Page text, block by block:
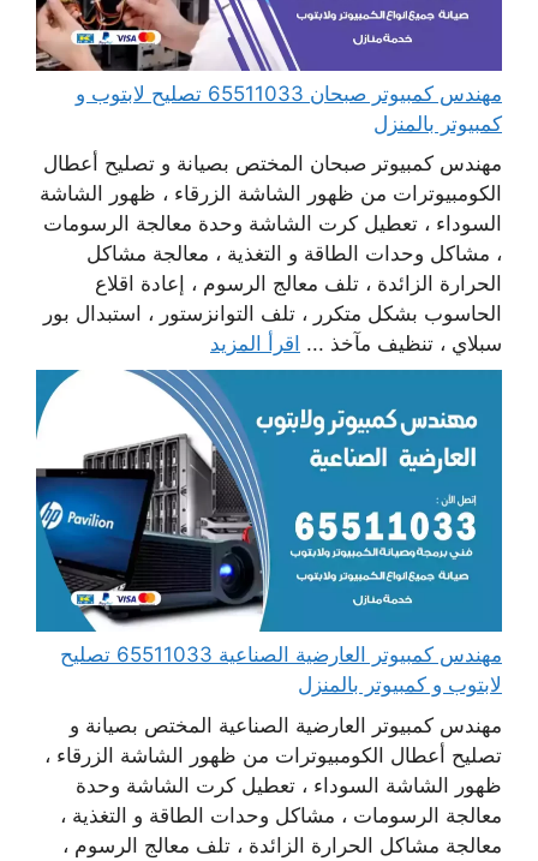
مهندس كمبيوتر صبحان 65511033 تصليح لابتوب و
كمبيوتر بالمنزل
مهندس كمبيوتر صبحان المختص بصيانة و تصليح أعطال
الكومبيوترات من ظهور الشاشة الزرقاء ، ظهور الشاشة
السوداء ، تعطيل كرت الشاشة وحدة معالجة الرسومات
، مشاكل وحدات الطاقة و التغذية ، معالجة مشاكل
الحرارة الزائدة ، تلف معالج الرسوم ، إعادة اقلاع
الحاسوب بشكل متكرر ، تلف التوانزستور ، استبدال بور
سبلاي ، تنظيف مآخذ ... اقرأ المزيد
مهندس كمبيوتر العارضية الصناعية 65511033 تصليح
لابتوب و كمبيوتر بالمنزل
مهندس كمبيوتر العارضية الصناعية المختص بصيانة و
تصليح أعطال الكومبيوترات من ظهور الشاشة الزرقاء ،
ظهور الشاشة السوداء ، تعطيل كرت الشاشة وحدة
معالجة الرسومات ، مشاكل وحدات الطاقة و التغذية ،
معالجة مشاكل الحرارة الزائدة ، تلف معالج الرسوم ،